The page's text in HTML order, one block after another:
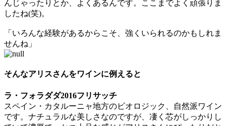
んじゃったりとか、よくあるんです。ここまでよく頑張りま
したね(笑)。
「いろんな経験があるからこそ、強くいられるのかもしれま
せんね」
そんなアリスさんをワインに例えると
ラ・フォラダダ2016フリサッチ
スペイン・カタルーニャ地方のビオロジック、自然派ワイン
です。ナチュラルな美しさなのですが、凄く芯がしっかりし